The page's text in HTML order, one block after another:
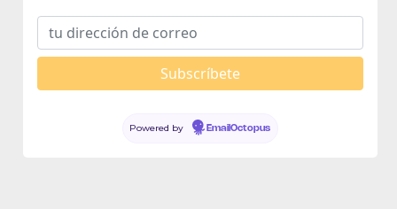
Powered by EmailOctopus